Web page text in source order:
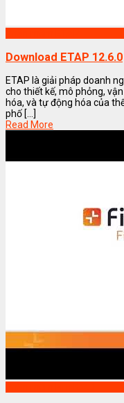
Download ETAP 12.6.0
ETAP là giải pháp doanh
cho thiết kế, mô phỏng,
hóa, và tự động hóa của
phố [...]
Read More